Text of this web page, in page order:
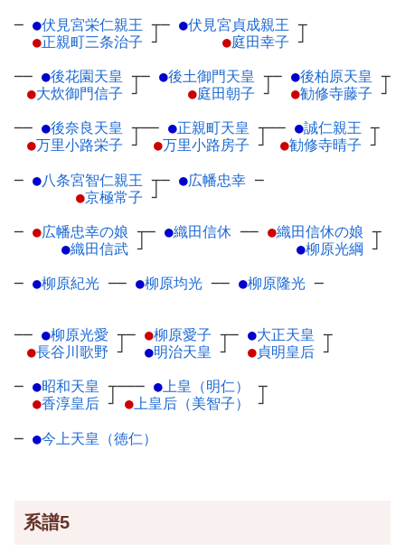
─ ●伏見宮栄仁親王 ┬
●正親町三条治子 ┘
─ ●伏見宮貞成親王 ┬
●庭田幸子 ┘
── ●後花園天皇 ┬
●大炊御門信子 ┘
─ ●後土御門天皇 ┬
●庭田朝子 ┘
─ ●後柏原天皇 ┬
●勧修寺藤子 ┘
── ●後奈良天皇 ┬
●万里小路栄子 ┘
── ●正親町天皇 ┬
●万里小路房子 ┘
── ●誠仁親王 ┬
●勧修寺晴子 ┘
─ ●八条宮智仁親王 ┬
●京極常子 ┘
─ ●広幡忠幸 ─
─ ●広幡忠幸の娘 ┬
●織田信武 ┘
─ ●織田信休 ── ●織田信休の娘 ┬
●柳原光綱 ┘
─ ●柳原紀光 ── ●柳原均光 ── ●柳原隆光 ─
── ●柳原光愛 ┬
●長谷川歌野 ┘
─ ●柳原愛子 ┬
●明治天皇 ┘
─ ●大正天皇 ┬
●貞明皇后 ┘
─ ●昭和天皇 ┬
●香淳皇后 ┘
─── ●上皇（明仁）
┬
●上皇后（美智子） ┘
─ ●今上天皇（徳仁）
系譜5